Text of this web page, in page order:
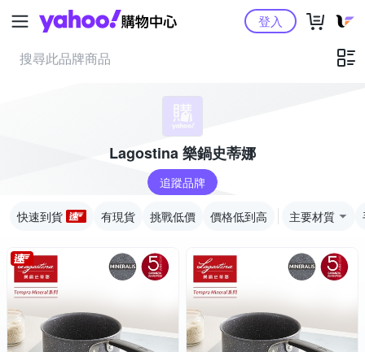
Yahoo購物中心登入
Lagostina 樂鍋史蒂娜
追蹤品牌
快速到貨 有現貨 挑戰低價 價格低到高 主要材質